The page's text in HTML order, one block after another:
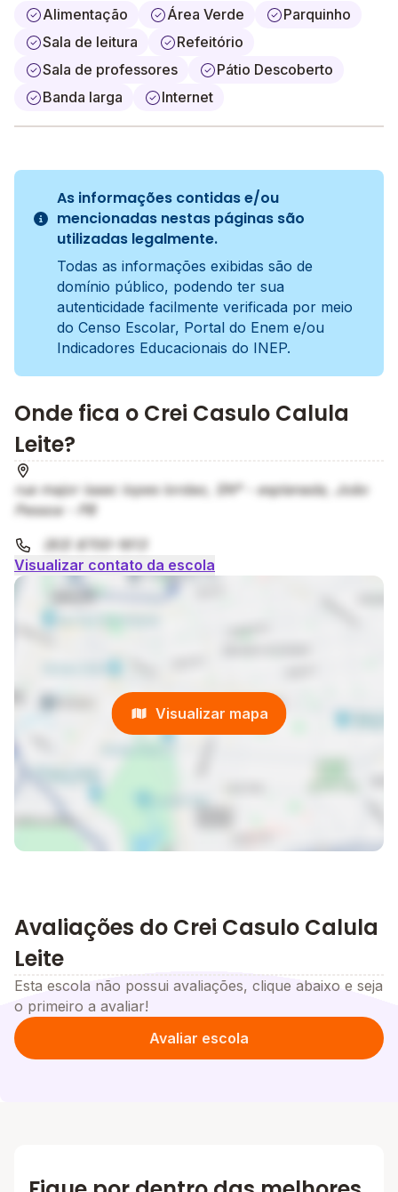
Alimentação
Área Verde
Parquinho
Sala de leitura
Refeitório
Sala de professores
Pátio Descoberto
Banda larga
Internet
As informações contidas e/ou
mencionadas nestas páginas são
utilizadas legalmente.
Todas as informações exibidas são de
domínio público, podendo ter sua
autenticidade facilmente verificada por meio
do Censo Escolar, Portal do Enem e/ou
Indicadores Educacionais do INEP.
Onde fica o Crei Casulo Calula
Leite?
rua major isaac lopes lordao, SNº - esplanada, João
Pessoa - PB
(83) 8700-1613
Visualizar contato da escola
Visualizar mapa
Avaliações do Crei Casulo Calula
Leite
Esta escola não possui avaliações, clique abaixo e seja
o primeiro a avaliar!
Avaliar escola